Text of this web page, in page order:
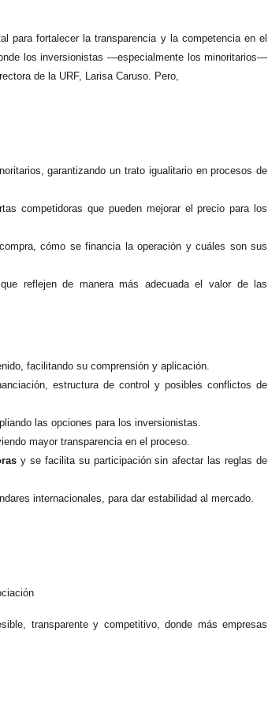
para fortalecer la transparencia y la competencia en el
los inversionistas —especialmente los minoritarios—
de la URF, Larisa Caruso. Pero,
garantizando un trato igualitario en procesos de
competidoras que pueden mejorar el precio para los
cómo se financia la operación y cuáles son sus
reflejen de manera más adecuada el valor de las
facilitando su comprensión y aplicación.
estructura de control y posibles conflictos de
las opciones para los inversionistas.
mayor transparencia en el proceso.
y se facilita su participación sin afectar las reglas de
internacionales, para dar estabilidad al mercado.
transparente y competitivo, donde más empresas